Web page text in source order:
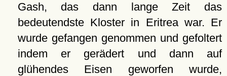
Gash, das dann lange Zeit das
bedeutendste Kloster in Eritrea war. Er
wurde gefangen genommen und gefoltert
indem er gerädert und dann auf
glühendes Eisen geworfen wurde,